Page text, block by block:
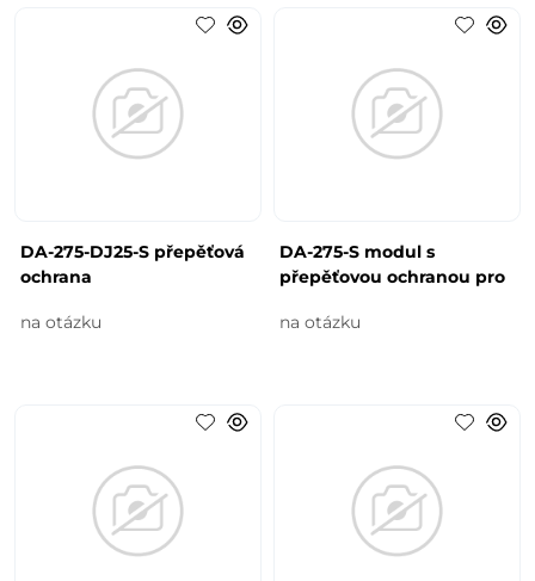
DA-275-DJ25-S přepěťová
ochrana
na otázku
DA-275-S modul s
přepěťovou ochranou pro
na otázku